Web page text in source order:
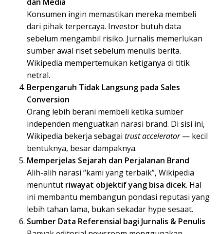
Konsumen ingin memastikan mereka membeli
dari pihak terpercaya. Investor butuh data
sebelum mengambil risiko. Jurnalis memerlukan
sumber awal riset sebelum menulis berita.
Wikipedia mempertemukan ketiganya di titik
netral.
Berpengaruh Tidak Langsung pada Sales
Conversion
Orang lebih berani membeli ketika sumber
independen menguatkan narasi brand. Di sisi ini,
Wikipedia bekerja sebagai trust accelerator— kecil
bentuknya, besar dampaknya.
Memperjelas Sejarah dan Perjalanan Brand
Alih-alih narasi “kami yang terbaik”, Wikipedia
menuntut riwayat objektif yang bisa dicek. Hal
ini membantu membangun pondasi reputasi yang
lebih tahan lama, bukan sekadar hype sesaat.
Sumber Data Referensial bagi Jurnalis & Penulis